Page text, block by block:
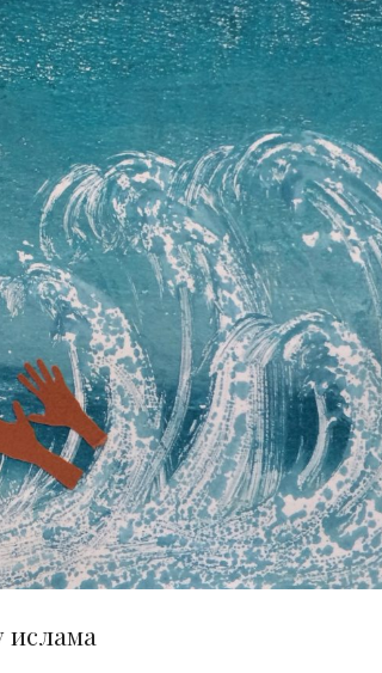
ислама